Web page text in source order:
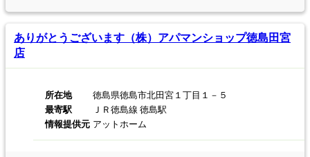
ありがとうございます（株）アパマンショップ徳島田宮
店
所在地
徳島県徳島市北田宮１丁目１－５
最寄駅
ＪＲ徳島線 徳島駅
情報提供元 アットホーム